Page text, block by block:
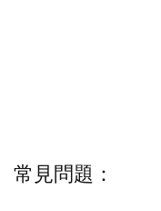
常見問題：